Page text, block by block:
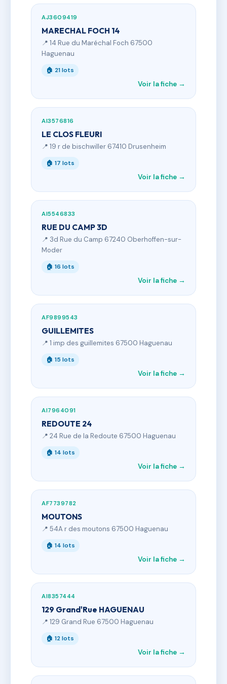
AJ3609419
MARECHAL FOCH 14
📍 14 Rue du Maréchal Foch 67500
Haguenau
🏠 21 lots
Voir la fiche →
AI3576816
LE CLOS FLEURI
📍 19 r de bischwiller 67410 Drusenheim
🏠 17 lots
Voir la fiche →
AI5546833
RUE DU CAMP 3D
📍 3d Rue du Camp 67240 Oberhoffen-sur-
Moder
🏠 16 lots
Voir la fiche →
AF9899543
GUILLEMITES
📍 1 imp des guillemites 67500 Haguenau
🏠 15 lots
Voir la fiche →
AI7964091
REDOUTE 24
📍 24 Rue de la Redoute 67500 Haguenau
🏠 14 lots
Voir la fiche →
AF7739782
MOUTONS
📍 54A r des moutons 67500 Haguenau
🏠 14 lots
Voir la fiche →
AI8357444
129 Grand'Rue HAGUENAU
📍 129 Grand Rue 67500 Haguenau
🏠 12 lots
Voir la fiche →